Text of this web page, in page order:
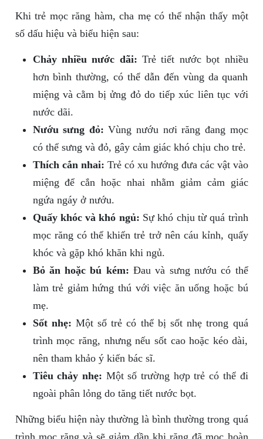
Khi trẻ mọc răng hàm, cha mẹ có thể nhận thấy một
số dấu hiệu và biểu hiện sau:
Chảy nhiều nước dãi: Trẻ tiết nước bọt nhiều
hơn bình thường, có thể dẫn đến vùng da quanh
miệng và cằm bị ửng đỏ do tiếp xúc liên tục với
nước dãi.
Nướu sưng đỏ: Vùng nướu nơi răng đang mọc
có thể sưng và đỏ, gây cảm giác khó chịu cho trẻ.
Thích cắn nhai: Trẻ có xu hướng đưa các vật vào
miệng để cắn hoặc nhai nhằm giảm cảm giác
ngứa ngáy ở nướu.
Quấy khóc và khó ngủ: Sự khó chịu từ quá trình
mọc răng có thể khiến trẻ trở nên cáu kỉnh, quấy
khóc và gặp khó khăn khi ngủ.
Bỏ ăn hoặc bú kém: Đau và sưng nướu có thể
làm trẻ giảm hứng thú với việc ăn uống hoặc bú
mẹ.
Sốt nhẹ: Một số trẻ có thể bị sốt nhẹ trong quá
trình mọc răng, nhưng nếu sốt cao hoặc kéo dài,
nên tham khảo ý kiến bác sĩ.
Tiêu chảy nhẹ: Một số trường hợp trẻ có thể đi
ngoài phân lỏng do tăng tiết nước bọt.
Những biểu hiện này thường là bình thường trong quá